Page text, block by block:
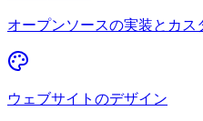
オープンソースの実装とカス
ウェブサイトのデザイン